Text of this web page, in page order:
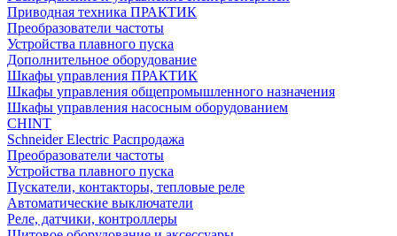
Приводная техника ПРАКТИК
Преобразователи частоты
Устройства плавного пуска
Дополнительное оборудование
Шкафы управления ПРАКТИК
Шкафы управления общепромышленного назначения
Шкафы управления насосным оборудованием
CHINT
Schneider Electric Распродажа
Преобразователи частоты
Устройства плавного пуска
Пускатели, контакторы, тепловые реле
Автоматические выключатели
Реле, датчики, контроллеры